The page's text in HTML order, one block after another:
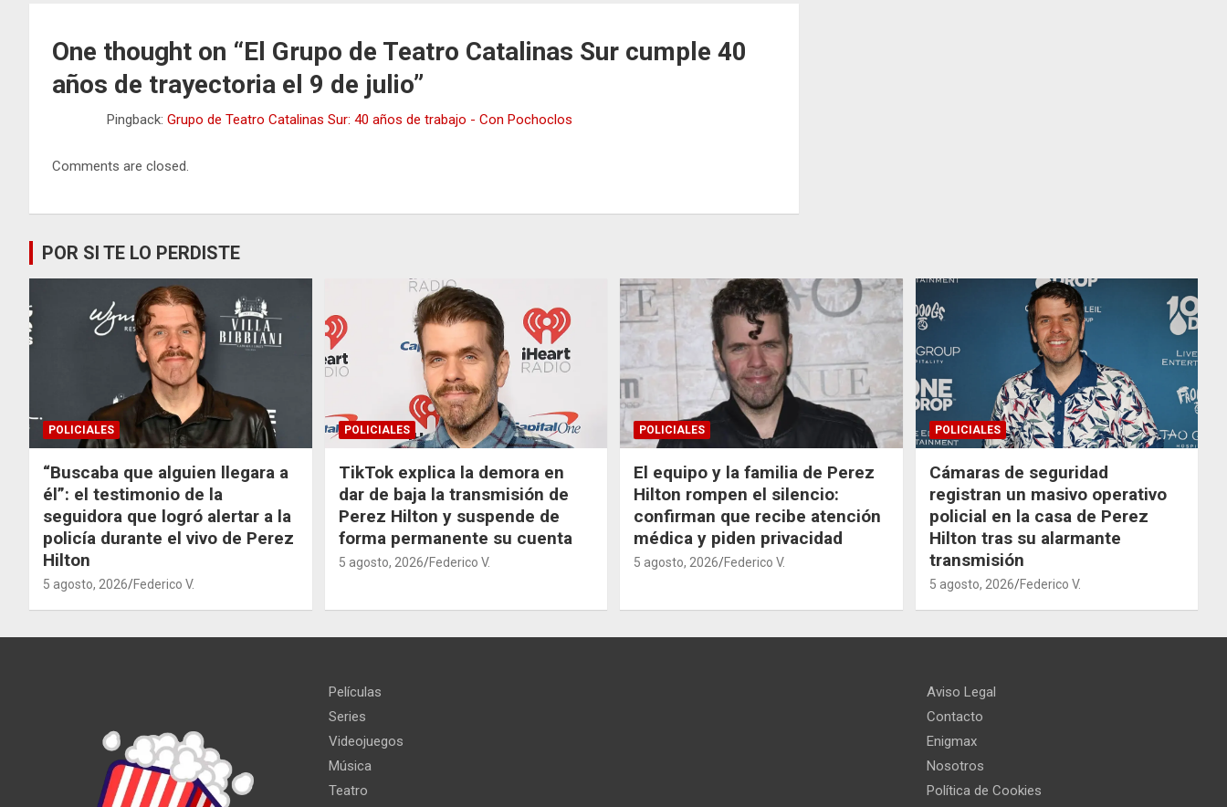
One thought on “El Grupo de Teatro Catalinas Sur cumple 40
años de trayectoria el 9 de julio”
Pingback: Grupo de Teatro Catalinas Sur: 40 años de trabajo - Con Pochoclos
Comments are closed.
POR SI TE LO PERDISTE
POLICIALES
“Buscaba que alguien llegara a
él”: el testimonio de la
seguidora que logró alertar a la
policía durante el vivo de Perez
Hilton
5 agosto, 2026 Federico V.
POLICIALES
TikTok explica la demora en
dar de baja la transmisión de
Perez Hilton y suspende de
forma permanente su cuenta
5 agosto, 2026 Federico V.
POLICIALES
El equipo y la familia de Perez
Hilton rompen el silencio:
confirman que recibe atención
médica y piden privacidad
5 agosto, 2026 Federico V.
POLICIALES
Cámaras de seguridad
registran un masivo operativo
policial en la casa de Perez
Hilton tras su alarmante
transmisión
5 agosto, 2026 Federico V.
Películas
Series
Videojuegos
Música
Teatro
Aviso Legal
Contacto
Enigmax
Nosotros
Política de Cookies